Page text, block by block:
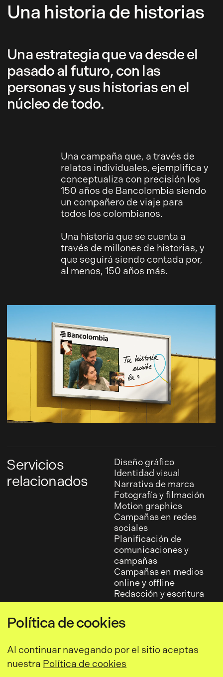
Política de cookies
Al continuar navegando por el sitio aceptas
nuestra Política de cookies
Una historia de historias
Una estrategia que va desde el
pasado al futuro, con las
personas y sus historias en el
núcleo de todo.
Una campaña que, a través de
relatos individuales, ejemplifica y
conceptualiza con precisión los
150 años de Bancolombia siendo
un compañero de viaje para
todos los colombianos.
Una historia que se cuenta a
través de millones de historias, y
que seguirá siendo contada por,
al menos, 150 años más.
Servicios
relacionados
Diseño gráfico
Identidad visual
Narrativa de marca
Fotografía y filmación
Motion graphics
Campañas en redes
sociales
Planificación de
comunicaciones y
campañas
Campañas en medios
online y offline
Redacción y escritura